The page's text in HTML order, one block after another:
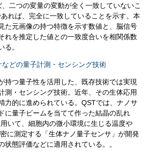
二つの変量の変動が全く一致していないこ
れば、完全に一致していることを示す。本
た元画像の持つ特徴を示す数値と、脳信号
れを推定した値との一致度合いを相関係数
る。
どの量子計測・センシング技術
持つ量子性を活用した、既存技術では実現
測・センシング技術。近年、その生体応用
力的に進められている。QSTでは、ナノサ
に量子ビームを当てて作った結晶の乱れ
用いて、細胞内の微小環境に生じる温度や
に測定する「生体ナノ量子センサ」が開発
状態評価などに適用されている。。